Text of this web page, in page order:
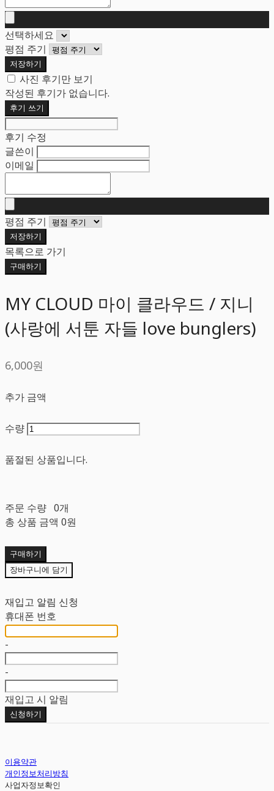
선택하세요
평점 주기
저장하기
사진 후기만 보기
작성된 후기가 없습니다.
후기 쓰기
후기 수정
글쓴이
이메일
평점 주기
저장하기
목록으로 가기
구매하기
MY CLOUD 마이 클라우드 / 지니
(사랑에 서툰 자들 love bunglers)
6,000원
추가 금액
수량
품절된 상품입니다.
주문 수량 0개
총 상품 금액 0원
구매하기
장바구니에 담기
재입고 알림 신청
휴대폰 번호
-
-
재입고 시 알림
신청하기
이용약관
개인정보처리방침
사업자정보확인